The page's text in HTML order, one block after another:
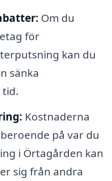
Om du
för
kan du
sänka
Kostnaderna
på var du
i Örtagården kan
sig från andra